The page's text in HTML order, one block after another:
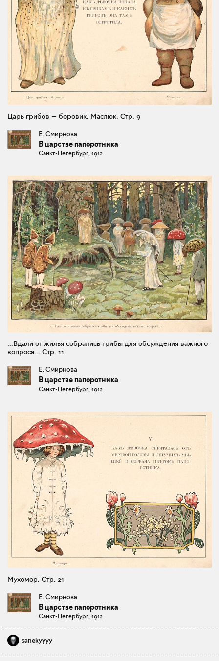
Царь грибов — боровик. Маслюк. Стр. 9
Е. Смирнова
В царстве папоротника
Санкт-Петербург, 1912
...Вдали от жилья собрались грибы для обсуждения важного
вопроса... Стр. 11
Е. Смирнова
В царстве папоротника
Санкт-Петербург, 1912
Мухомор. Стр. 21
Е. Смирнова
В царстве папоротника
Санкт-Петербург, 1912
sanekyyyy